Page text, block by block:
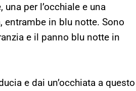
per l’occhiale e una
entrambe in blu notte. Sono
e il panno blu notte in
e dai un’occhiata a questo